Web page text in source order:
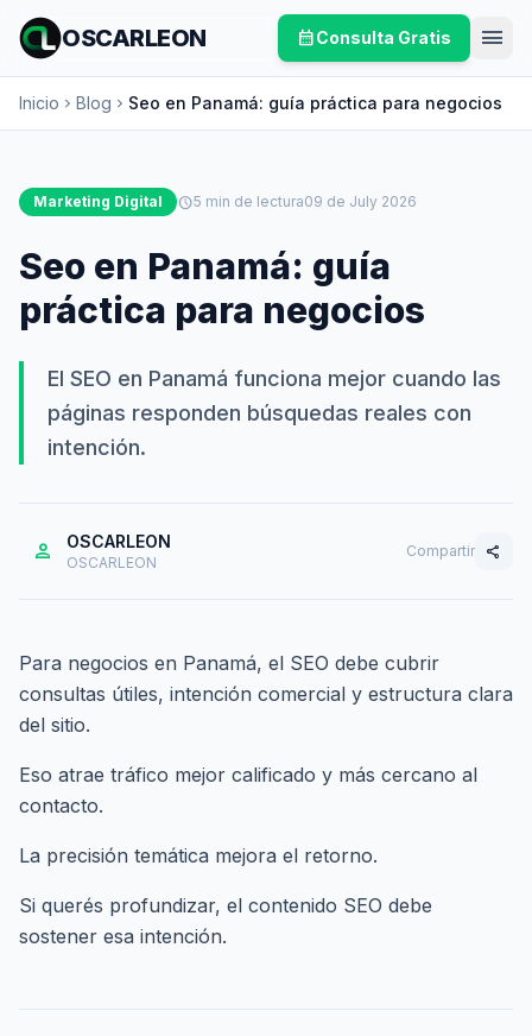
OSCARLEON calendar_monthConsulta Gratis menu
Inicio chevron_right Blog chevron_right Seo en Panamá: guía práctica para negocios
Marketing Digital schedule5 min de lectura09 de July 2026
Seo en Panamá: guía
práctica para negocios
El SEO en Panamá funciona mejor cuando las
páginas responden búsquedas reales con
intención.
person OSCARLEON
OSCARLEON
Compartir share
Para negocios en Panamá, el SEO debe cubrir
consultas útiles, intención comercial y estructura clara
del sitio.
Eso atrae tráfico mejor calificado y más cercano al
contacto.
La precisión temática mejora el retorno.
Si querés profundizar, el contenido SEO debe
sostener esa intención.